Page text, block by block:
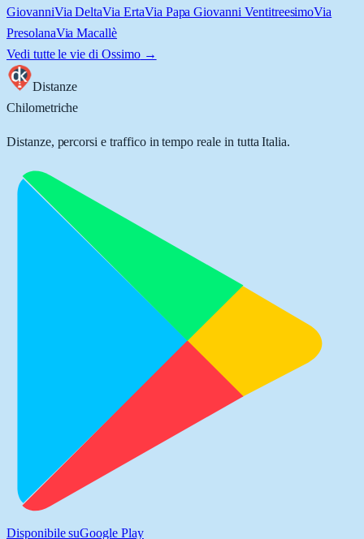
GiovanniVia DeltaVia ErtaVia Papa Giovanni VentitreesimoVia
PresolanaVia Macallè
Vedi tutte le vie di Ossimo→
Distanze
Chilometriche
Distanze, percorsi e traffico in tempo reale in tutta Italia.
Disponibile suGoogle Play